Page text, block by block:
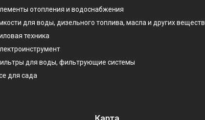
отопления и водоснабжения
для воды, дизельного топлива, масла и других веществ
техника
для воды, фильтрующие системы
для сада